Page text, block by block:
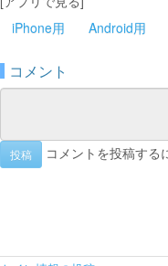
iPhone用
Android用
コメント
投稿 コメントを投稿する